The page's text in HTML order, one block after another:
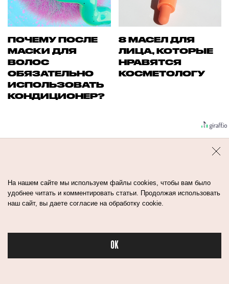
Бьюти в спорте
ПОЧЕМУ ПОСЛЕ
МАСКИ ДЛЯ
ВОЛОС
ОБЯЗАТЕЛЬНО
ИСПОЛЬЗОВАТЬ
КОНДИЦИОНЕР?
8 МАСЕЛ ДЛЯ
ЛИЦА, КОТОРЫЕ
НРАВЯТСЯ
КОСМЕТОЛОГУ
На нашем сайте мы используем файлы cookies, чтобы вам было
удобнее читать и комментировать статьи. Продолжая использовать
наш сайт, вы даете согласие на обработку cookie.
OK